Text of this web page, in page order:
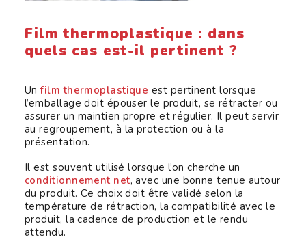
Film thermoplastique : dans
quels cas est-il pertinent ?
Unfilm thermoplastique est pertinent lorsque
l’emballage doit épouser le produit, se rétracter ou
assurer un maintien propre et régulier. Il peut servir
au regroupement, à la protection ou à la
présentation.
Il est souvent utilisé lorsque l’on cherche un
conditionnement net, avec une bonne tenue autour
du produit. Ce choix doit être validé selon la
température de rétraction, la compatibilité avec le
produit, la cadence de production et le rendu
attendu.